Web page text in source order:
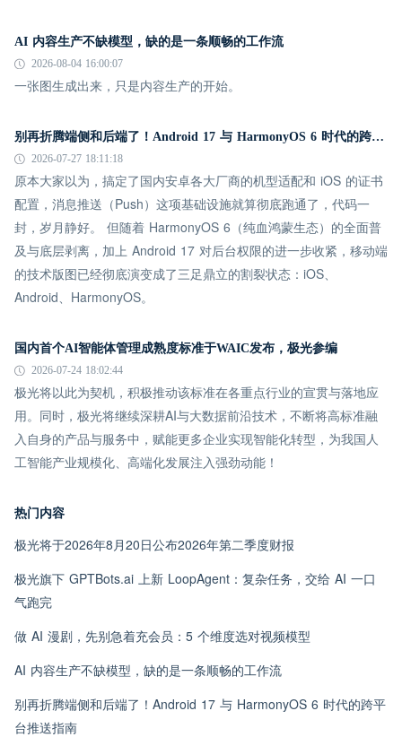
AI 内容生产不缺模型，缺的是一条顺畅的工作流
2026-08-04 16:00:07
一张图生成出来，只是内容生产的开始。
别再折腾端侧和后端了！Android 17 与 HarmonyOS 6 时代的跨平台推送指南
2026-07-27 18:11:18
原本大家以为，搞定了国内安卓各大厂商的机型适配和 iOS 的证书
配置，消息推送（Push）这项基础设施就算彻底跑通了，代码一
封，岁月静好。 但随着 HarmonyOS 6（纯血鸿蒙生态）的全面普
及与底层剥离，加上 Android 17 对后台权限的进一步收紧，移动端
的技术版图已经彻底演变成了三足鼎立的割裂状态：iOS、
Android、HarmonyOS。
国内首个AI智能体管理成熟度标准于WAIC发布，极光参编
2026-07-24 18:02:44
极光将以此为契机，积极推动该标准在各重点行业的宣贯与落地应
用。同时，极光将继续深耕AI与大数据前沿技术，不断将高标准融
入自身的产品与服务中，赋能更多企业实现智能化转型，为我国人
工智能产业规模化、高端化发展注入强劲动能！
热门内容
极光将于2026年8月20日公布2026年第二季度财报
极光旗下 GPTBots.ai 上新 LoopAgent：复杂任务，交给 AI 一口
气跑完
做 AI 漫剧，先别急着充会员：5 个维度选对视频模型
AI 内容生产不缺模型，缺的是一条顺畅的工作流
别再折腾端侧和后端了！Android 17 与 HarmonyOS 6 时代的跨平
台推送指南